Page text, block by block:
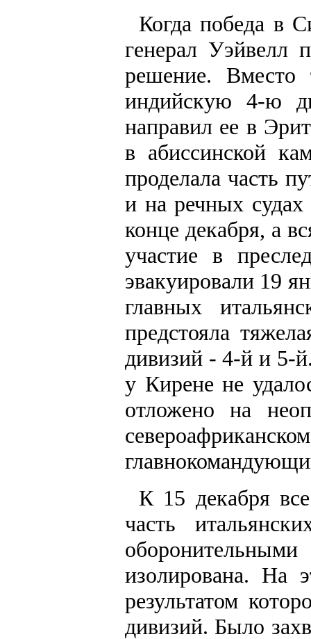
Когда победа в
генерал Уэйвелл
решение.
индийскую 4-ю
направил ее в
в абиссинской
проделала часть
и на речных
конце декабря, а
участие в
эвакуировали 19
главных
предстояла
дивизий - 4-й и 5-
у Кирене не
отложено на
К 15 декабря
часть
изолирована. На
результатом
дивизий. Было